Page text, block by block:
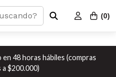
(0)
48 horas hábiles (compras
$200.000)